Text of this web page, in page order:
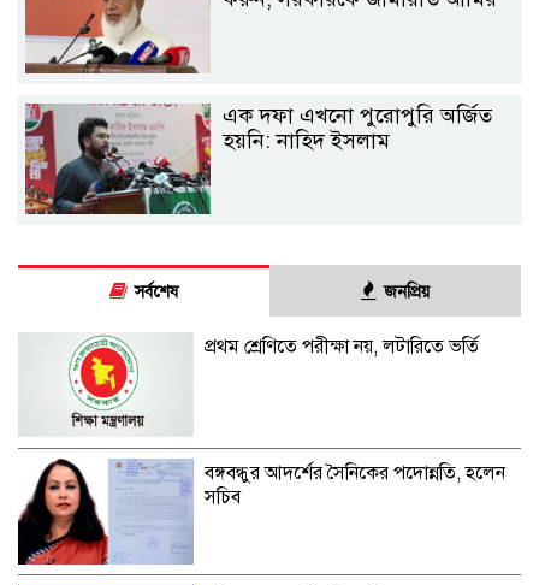
এক দফা এখনো পুরোপুরি অর্জিত
হয়নি: নাহিদ ইসলাম
সর্বশেষ জনপ্রিয়
প্রথম শ্রেণিতে পরীক্ষা নয়, লটারিতে ভর্তি
বঙ্গবন্ধুর আদর্শের সৈনিকের পদোন্নতি, হলেন
সচিব